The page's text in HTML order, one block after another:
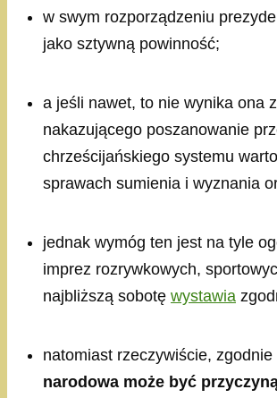
w swym rozporządzeniu
jako sztywną powinność;
a jeśli nawet, to nie wynika ona
nakazującego poszanowanie
chrześcijańskiego systemu
sprawach sumienia i wyznania
jednak wymóg ten jest na tyle
imprez rozrywkowych,
najbliższą sobotę wystawia
natomiast rzeczywiście,
narodowa może być